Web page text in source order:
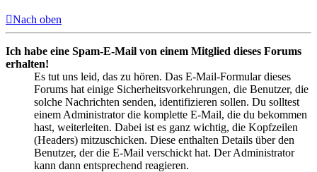
Nach oben
Ich habe eine Spam-E-Mail von einem Mitglied dieses Forums
erhalten!
Es tut uns leid, das zu hören. Das E-Mail-Formular dieses
Forums hat einige Sicherheitsvorkehrungen, die Benutzer, die
solche Nachrichten senden, identifizieren sollen. Du solltest
einem Administrator die komplette E-Mail, die du bekommen
hast, weiterleiten. Dabei ist es ganz wichtig, die Kopfzeilen
(Headers) mitzuschicken. Diese enthalten Details über den
Benutzer, der die E-Mail verschickt hat. Der Administrator
kann dann entsprechend reagieren.